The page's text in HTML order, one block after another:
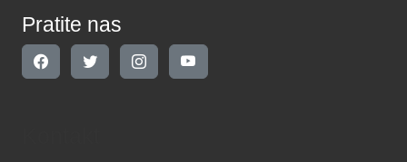
Pratite nas